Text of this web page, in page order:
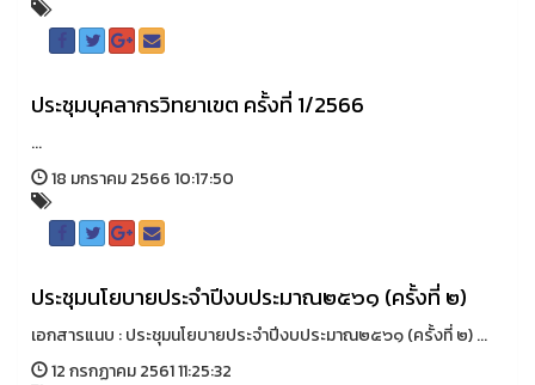
ประชุมบุคลากรวิทยาเขต ครั้งที่ 1/2566
...
18 มกราคม 2566 10:17:50
ประชุมนโยบายประจําปีงบประมาณ๒๕๖๑ (ครั้งที่ ๒)
เอกสารแนบ : ประชุมนโยบายประจําปีงบประมาณ๒๕๖๑ (ครั้งที่ ๒) ...
12 กรกฏาคม 2561 11:25:32